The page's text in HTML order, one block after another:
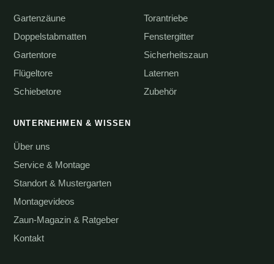
Gartenzäune
Doppelstabmatten
Gartentore
Flügeltore
Schiebetore
Torantriebe
Fenstergitter
Sicherheitszaun
Laternen
Zubehör
UNTERNEHMEN & WISSEN
Über uns
Service & Montage
Standort & Mustergarten
Montagevideos
Zaun-Magazin & Ratgeber
Kontakt